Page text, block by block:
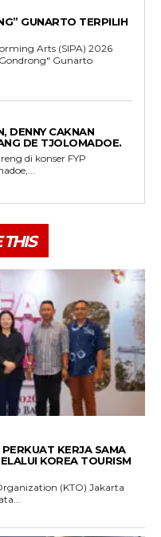
GUNARTO TERPILIH
Arts (SIPA) 2026
Gunarto
DENNY CAKNAN
DE TJOLOMADOE.
di konser FYP
KERJA SAMA
KOREA TOURISM
(KTO) Jakarta